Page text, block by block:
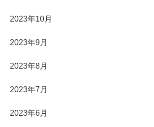
2023年10月
2023年9月
2023年8月
2023年7月
2023年6月